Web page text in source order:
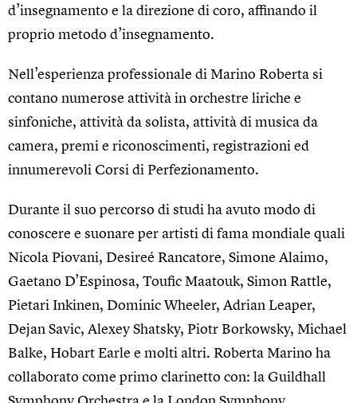
d’insegnamento e la direzione di coro, affinando il
proprio metodo d’insegnamento.
Nell’esperienza professionale di Marino Roberta si
contano numerose attività in orchestre liriche e
sinfoniche, attività da solista, attività di musica da
camera, premi e riconoscimenti, registrazioni ed
innumerevoli Corsi di Perfezionamento.
Durante il suo percorso di studi ha avuto modo di
conoscere e suonare per artisti di fama mondiale quali
Nicola Piovani, Desireé Rancatore, Simone Alaimo,
Gaetano D’Espinosa, Toufic Maatouk, Simon Rattle,
Pietari Inkinen, Dominic Wheeler, Adrian Leaper,
Dejan Savic, Alexey Shatsky, Piotr Borkowsky, Michael
Balke, Hobart Earle e molti altri. Roberta Marino ha
collaborato come primo clarinetto con: la Guildhall